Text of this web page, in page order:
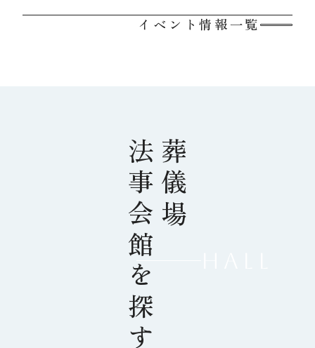
イベント情報一覧
葬儀場
法事会館を探す